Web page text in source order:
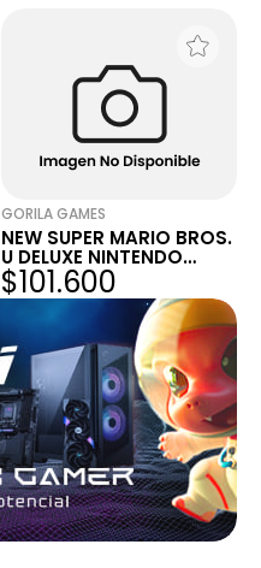
GORILA GAMES
NEW SUPER MARIO BROS.
U DELUXE NINTENDO
SWITCH
$101.600